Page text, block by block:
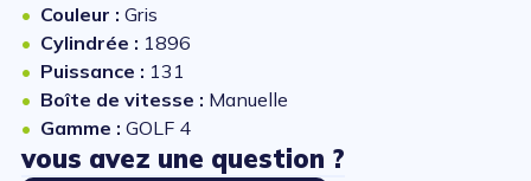
Couleur : Gris
Cylindrée : 1896
Puissance : 131
Boîte de vitesse : Manuelle
Gamme : GOLF 4
vous avez une question ?